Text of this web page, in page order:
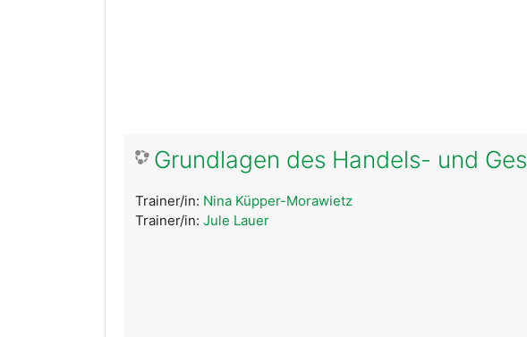
Grundlagen des Handels- und
Trainer/in: Nina Küpper-Morawietz
Trainer/in: Jule Lauer